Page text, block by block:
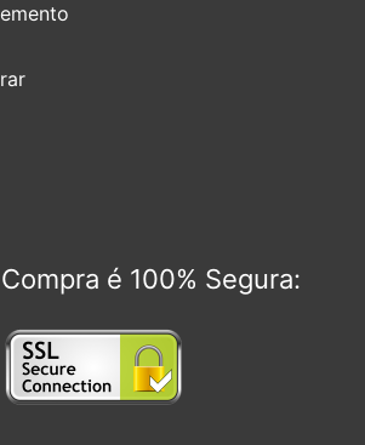
é 100% Segura: